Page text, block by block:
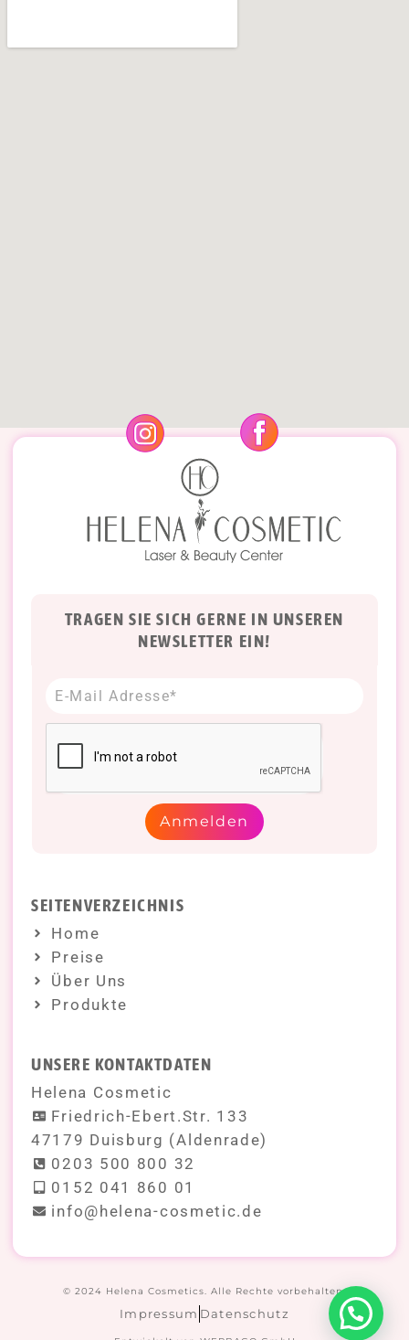
TRAGEN SIE SICH GERNE IN UNSEREN
NEWSLETTER EIN!
Anmelden
SEITENVERZEICHNIS
Home
Preise
Über Uns
Produkte
UNSERE KONTAKTDATEN
Helena Cosmetic
Friedrich-Ebert.Str. 133
47179 Duisburg (Aldenrade)
0203 500 800 32
0152 041 860 01
info@helena-cosmetic.de
© 2024 Helena Cosmetics. Alle Rechte vorbehalten.
Impressum Datenschutz